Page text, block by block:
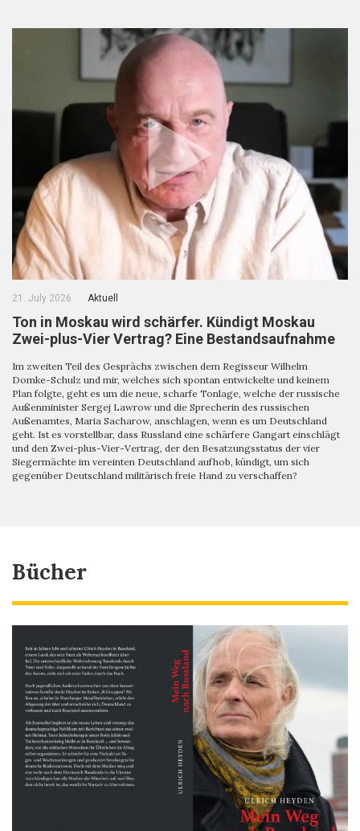
21. July 2026 Aktuell
Ton in Moskau wird schärfer. Kündigt Moskau
Zwei-plus-Vier Vertrag? Eine Bestandsaufnahme
Im zweiten Teil des Gesprächs zwischen dem Regisseur Wilhelm
Domke-Schulz und mir, welches sich spontan entwickelte und keinem
Plan folgte, geht es um die neue, scharfe Tonlage, welche der russische
Außenminister Sergej Lawrow und die Sprecherin des russischen
Außenamtes, Maria Sacharow, anschlagen, wenn es um Deutschland
geht. Ist es vorstellbar, dass Russland eine schärfere Gangart einschlägt
und den Zwei-plus-Vier-Vertrag, der den Besatzungsstatus der vier
Siegermächte im vereinten Deutschland aufhob, kündigt, um sich
gegenüber Deutschland militärisch freie Hand zu verschaffen?
Bücher